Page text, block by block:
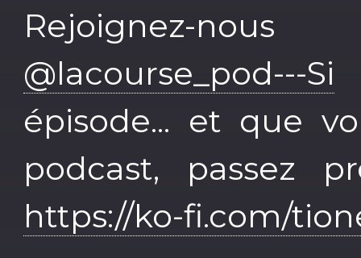
Rejoignez-
@lacourse_pod---Si
épisode... et que
podcast, passez
https://ko-fi.com/